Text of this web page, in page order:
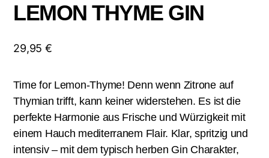
LEMON THYME GIN
29,95 €
Time for Lemon-Thyme! Denn wenn Zitrone auf
Thymian trifft, kann keiner widerstehen. Es ist die
perfekte Harmonie aus Frische und Würzigkeit mit
einem Hauch mediterranem Flair. Klar, spritzig und
intensiv – mit dem typisch herben Gin Charakter,